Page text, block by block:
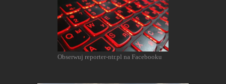
Obserwuj reporter-ntr.pl na Facebooku